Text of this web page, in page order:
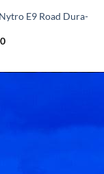
E9 Road Dura-